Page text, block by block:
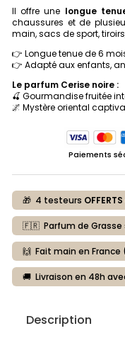
Il offre une longue
chaussures et de
main, sacs de sport,
👉 Longue tenue de 6
👉 Adapté aux enfants,
Le parfum Cerise noire :
🍒 Gourmandise fruitée
🌌 Mystère oriental
Paiements
🎁 4 testeurs OFFERTS
🇫🇷 Parfum de Grasse
🙌 Fait main en
🚚 Livraison en 48h
Description